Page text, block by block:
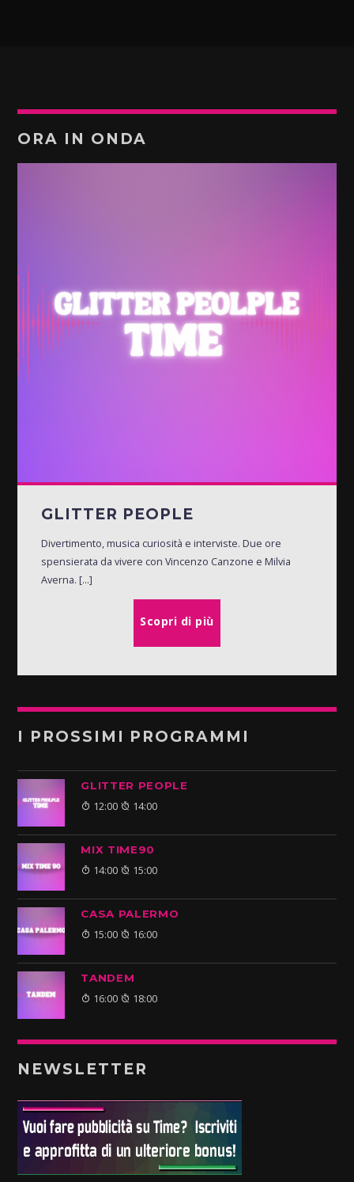
ORA IN ONDA
GLITTER PEOPLE
Divertimento, musica curiosità e interviste. Due ore
spensierata da vivere con Vincenzo Canzone e Milvia
Averna. [...]
Scopri di più
I PROSSIMI PROGRAMMI
GLITTER PEOPLE
12:00 14:00
MIX TIME90
14:00 15:00
CASA PALERMO
15:00 16:00
TANDEM
16:00 18:00
NEWSLETTER